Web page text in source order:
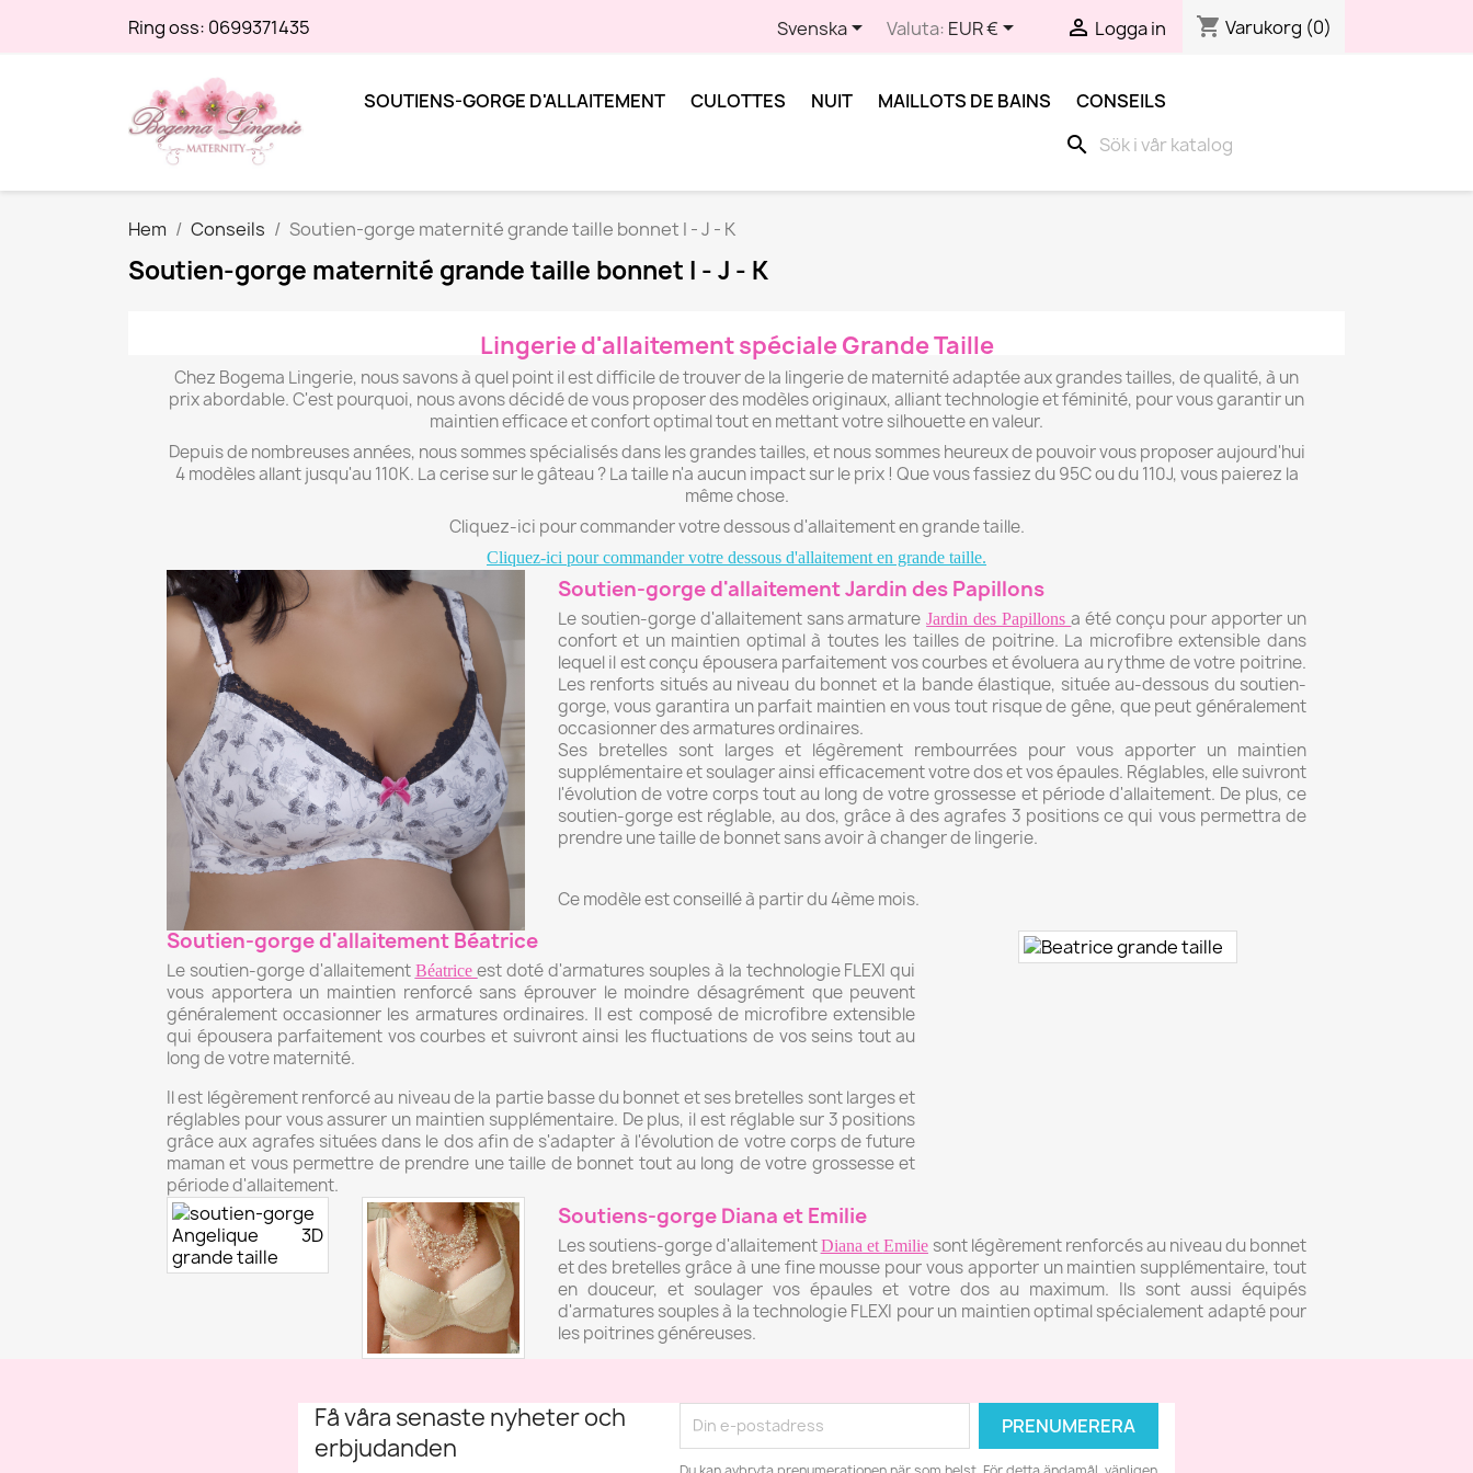
Ring oss: 0699371435 Svenska Valuta: EUR €  Logga in shopping_cart Varukorg (0)
SOUTIENS-GORGE D'ALLAITEMENT CULOTTES NUIT MAILLOTS DE BAINS CONSEILS
search
Hem Conseils Soutien-gorge maternité grande taille bonnet I - J - K
Soutien-gorge maternité grande taille bonnet I - J - K
Lingerie d'allaitement spéciale Grande Taille
Chez Bogema Lingerie, nous savons à quel point il est difficile de trouver de la lingerie de maternité adaptée aux grandes tailles, de qualité, à un
prix abordable. C'est pourquoi, nous avons décidé de vous proposer des modèles originaux, alliant technologie et féminité, pour vous garantir un
maintien efficace et confort optimal tout en mettant votre silhouette en valeur.
Depuis de nombreuses années, nous sommes spécialisés dans les grandes tailles, et nous sommes heureux de pouvoir vous proposer aujourd'hui
4 modèles allant jusqu'au 110K. La cerise sur le gâteau ? La taille n'a aucun impact sur le prix ! Que vous fassiez du 95C ou du 110J, vous paierez la
même chose.
Cliquez-ici pour commander votre dessous d'allaitement en grande taille.
Cliquez-ici pour commander votre dessous d'allaitement en grande taille.
Soutien-gorge d'allaitement Jardin des Papillons
Le soutien-gorge d'allaitement sans armature Jardin des Papillonsa été conçu pour apporter un
confort et un maintien optimal à toutes les tailles de poitrine. La microfibre extensible dans
lequel il est conçu épousera parfaitement vos courbes et évoluera au rythme de votre poitrine.
Les renforts situés au niveau du bonnet et la bande élastique, située au-dessous du soutien-
gorge, vous garantira un parfait maintien en vous tout risque de gêne, que peut généralement
occasionner des armatures ordinaires.
Ses bretelles sont larges et légèrement rembourrées pour vous apporter un maintien
supplémentaire et soulager ainsi efficacement votre dos et vos épaules. Réglables, elle suivront
l'évolution de votre corps tout au long de votre grossesse et période d'allaitement. De plus, ce
soutien-gorge est réglable, au dos, grâce à des agrafes 3 positions ce qui vous permettra de
prendre une taille de bonnet sans avoir à changer de lingerie.
Ce modèle est conseillé à partir du 4ème mois.
Soutien-gorge d'allaitement Béatrice
Le soutien-gorge d'allaitement Béatriceest doté d'armatures souples à la technologie FLEXI qui
vous apportera un maintien renforcé sans éprouver le moindre désagrément que peuvent
généralement occasionner les armatures ordinaires. Il est composé de microfibre extensible
qui épousera parfaitement vos courbes et suivront ainsi les fluctuations de vos seins tout au
long de votre maternité.
Il est légèrement renforcé au niveau de la partie basse du bonnet et ses bretelles sont larges et
réglables pour vous assurer un maintien supplémentaire. De plus, il est réglable sur 3 positions
grâce aux agrafes situées dans le dos afin de s'adapter à l'évolution de votre corps de future
maman et vous permettre de prendre une taille de bonnet tout au long de votre grossesse et
période d'allaitement.
Soutiens-gorge Diana et Emilie
Les soutiens-gorge d'allaitementDiana et Emilie sont légèrement renforcés au niveau du bonnet
et des bretelles grâce à une fine mousse pour vous apporter un maintien supplémentaire, tout
en douceur, et soulager vos épaules et votre dos au maximum. Ils sont aussi équipés
d'armatures souples à la technologie FLEXI pour un maintien optimal spécialement adapté pour
les poitrines généreuses.
Få våra senaste nyheter och
erbjudanden